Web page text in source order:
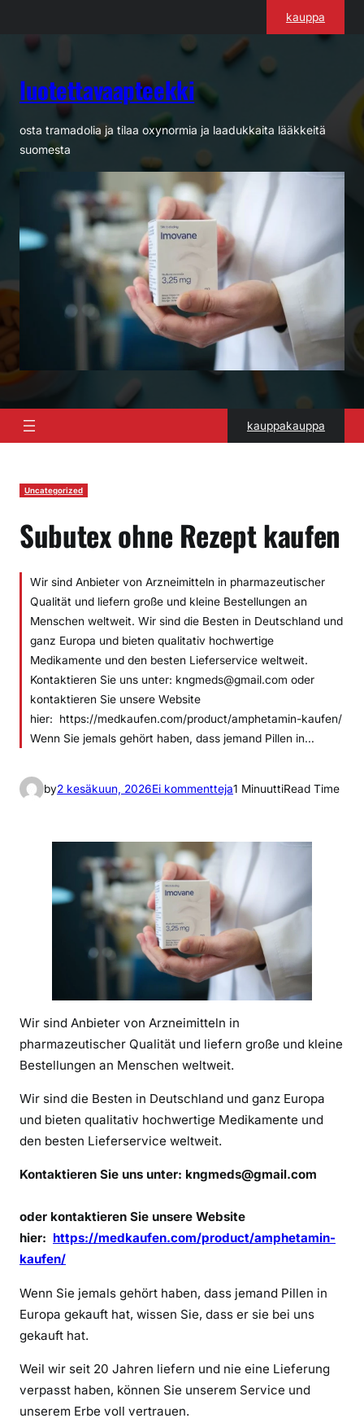
kauppa
luotettavaapteekki
osta tramadolia ja tilaa oxynormia ja laadukkaita lääkkeitä
suomesta
kauppakauppa
Uncategorized
Subutex ohne Rezept kaufen
Wir sind Anbieter von Arzneimitteln in pharmazeutischer
Qualität und liefern große und kleine Bestellungen an
Menschen weltweit. Wir sind die Besten in Deutschland und
ganz Europa und bieten qualitativ hochwertige
Medikamente und den besten Lieferservice weltweit.
Kontaktieren Sie uns unter: kngmeds@gmail.com oder
kontaktieren Sie unsere Website
hier: https://medkaufen.com/product/amphetamin-kaufen/
Wenn Sie jemals gehört haben, dass jemand Pillen in…
by2 kesäkuun, 2026Ei kommenttejaa
e
i
S
u
b
e
x
n
R
e
p
t
u
f
1 MinuuttiRead Time
Wir sind Anbieter von Arzneimitteln in
pharmazeutischer Qualität und liefern große und kleine
Bestellungen an Menschen weltweit.
Wir sind die Besten in Deutschland und ganz Europa
und bieten qualitativ hochwertige Medikamente und
den besten Lieferservice weltweit.
Kontaktieren Sie uns unter: kngmeds@gmail.com
oder kontaktieren Sie unsere Website
hier: https://medkaufen.com/product/amphetamin-
kaufen/
Wenn Sie jemals gehört haben, dass jemand Pillen in
Europa gekauft hat, wissen Sie, dass er sie bei uns
gekauft hat.
Weil wir seit 20 Jahren liefern und nie eine Lieferung
verpasst haben, können Sie unserem Service und
unserem Erbe voll vertrauen.